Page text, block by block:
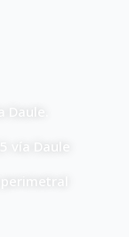
Daule.
vía Daule